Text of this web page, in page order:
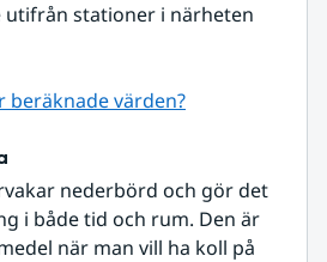
utifrån stationer i närheten
beräknade värden?
nederbörd och gör det
i både tid och rum. Den är
när man vill ha koll på